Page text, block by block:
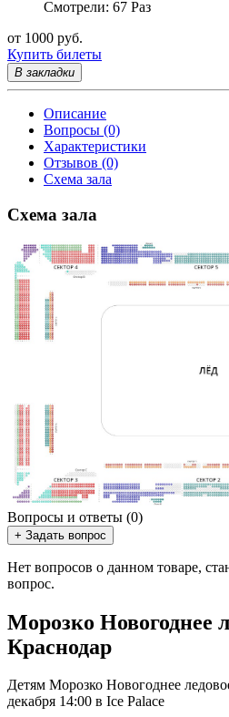
Смотрели: 67 Раз
от 1000 руб.
Купить билеты
В закладки
Описание
Вопросы (0)
Характеристики
Отзывов (0)
Схема зала
Схема зала
Вопросы и ответы (0)
+ Задать вопрос
Нет вопросов о данном товаре,
вопрос.
Морозко Новогоднее
Краснодар
Детям Морозко Новогоднее
декабря 14:00 в Ice Palace